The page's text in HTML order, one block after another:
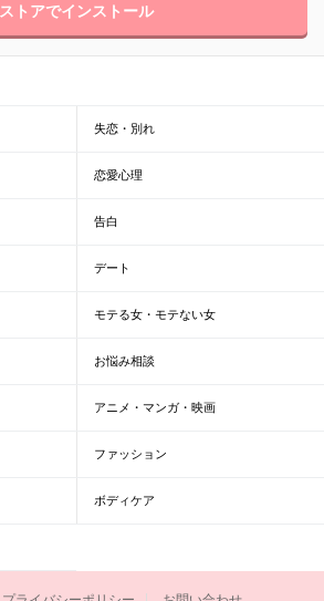
ストアでインストール
失恋・別れ
恋愛心理
告白
デート
モテる女・モテない女
お悩み相談
アニメ・マンガ・映画
ファッション
ボディケア